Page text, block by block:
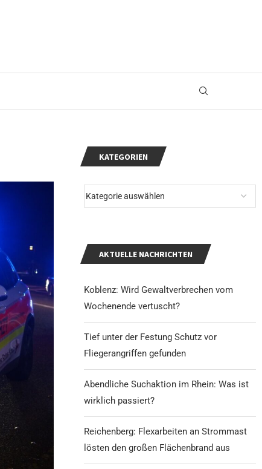
KATEGORIEN
AKTUELLE NACHRICHTEN
Koblenz: Wird Gewaltverbrechen vom
Wochenende vertuscht?
Tief unter der Festung Schutz vor
Fliegerangriffen gefunden
Abendliche Suchaktion im Rhein: Was ist
wirklich passiert?
Reichenberg: Flexarbeiten an Strommast
lösten den großen Flächenbrand aus